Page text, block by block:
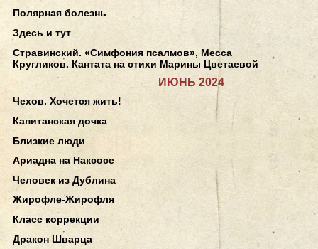
Полярная болезнь
Здесь и тут
Стравинский. «Симфония псалмов», Месса
Кругликов. Кантата на стихи Марины Цветаевой
ИЮНЬ 2024
Чехов. Хочется жить!
Капитанская дочка
Близкие люди
Ариадна на Наксосе
Человек из Дублина
Жирофле-Жирофля
Класс коррекции
Дракон Шварца